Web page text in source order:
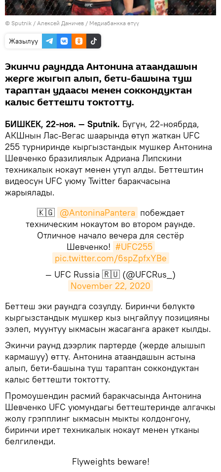
© Sputnik / Алексей Даничев / Медиабанкка өтүү
Жазылуу
Экинчи раундда Антонина атаандашын
жерге жыгып алып, бети-башына туш
тараптан удаасы менен соккондуктан
калыс беттешти токтотту.
БИШКЕК, 22-ноя. — Sputnik. Бүгүн, 22-ноябрда,
АКШнын Лас-Вегас шаарында өтүп жаткан UFC
255 турниринде кыргызстандык мушкер Антонина
Шевченко бразилиялык Адриана Липскини
техникалык нокаут менен утуп алды. Беттештин
видеосун UFC уюму Twitter баракчасына
жарыялады.
🇰🇬 @AntoninaPantera побеждает
техническим нокаутом во втором раунде.
Отличное начало вечера для сестёр
Шевченко! #UFC255
pic.twitter.com/6spZpfxYBe
— UFC Russia 🇷🇺 (@UFCRus_)
November 22, 2020
​Беттеш эки раундга созулду. Биринчи бөлүктө
кыргызстандык мушкер кыз ыңгайлуу позицияны
ээлеп, муунтуу ыкмасын жасаганга аракет кылды.
Экинчи раунд дээрлик партерде (жерде алышып
кармашуу) өттү. Антонина атаандашын астына
алып, бети-башына туш тараптан соккондуктан
калыс беттешти токтотту.
Промоушендин расмий баракчасында Антонина
Шевченко UFC уюмундагы беттештеринде алгачкы
жолу грэпплинг ыкмасын мыкты колдонгону,
биринчи ирет техникалык нокаут менен утканы
белгиленди.
Flyweights beware!